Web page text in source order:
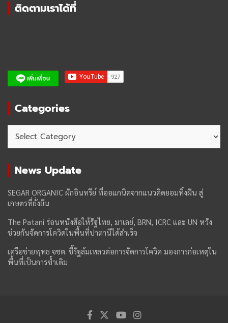
ติดตามเราได้ที่
Categories
News Update
SEGAR ORGANIC ผักอินทรีย์ ที่ออแกนิคจากแนวคิดยอมทิ้งฝัน สู่
เกษตรที่ยั่งยืน
The Patani ร่อนหนังสือให้รัฐไทย, มาเลย์, BRN, ICRC และ UN หวัง
ช่วยกันจัดการโควิดในพื้นที่ปาตานีได้สำเร็จ
เครือข่ายพุทธ จชต. ชี้รัฐล้มเหลวต่อการจัดการโควิด มองการก่อเหตุใน
พื้นที่เป็นการซ้ำเติม